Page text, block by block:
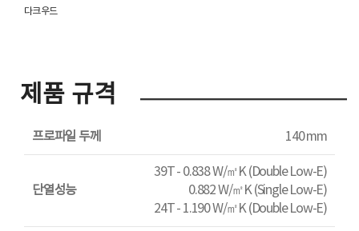
다크 우드
제품 규격
프로파일 두께 140 mm
단열성능
39T - 0.838 W/㎡K (Double Low-E)
0.882 W/㎡K (Single Low-E)
24T - 1.190 W/㎡K (Double Low-E)